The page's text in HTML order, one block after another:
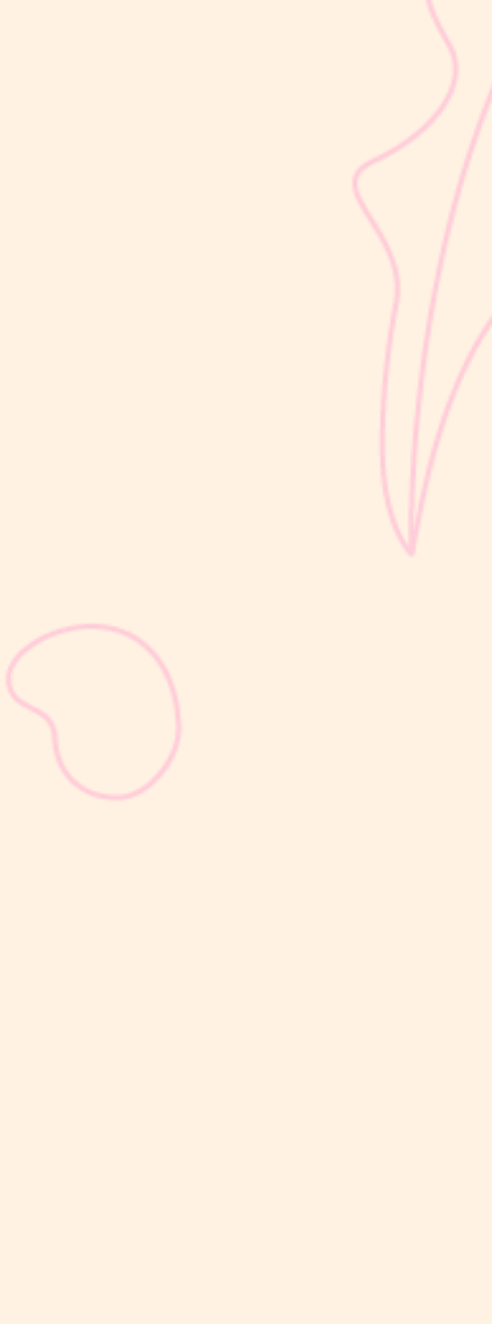
dalam masa 1000 Hari Pertama Kehidupan (HPK). Pada tahap ini,
perkembangan si Kecil berlangsung sangat pesat, mulai dari
kemampuan berjalan, berbicara, hingga berinteraksi dengan orang
Selain berat badan, tinggi badan menjadi salah satu indikator
utama untuk menilai apakah tumbuh kembang si Kecil berjalan